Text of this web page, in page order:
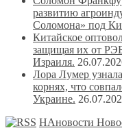
развитию
Соломона» под
Китайское
защищая их от
Израиля.
Лора Лумер
корнях, что
Украине.
НАновости